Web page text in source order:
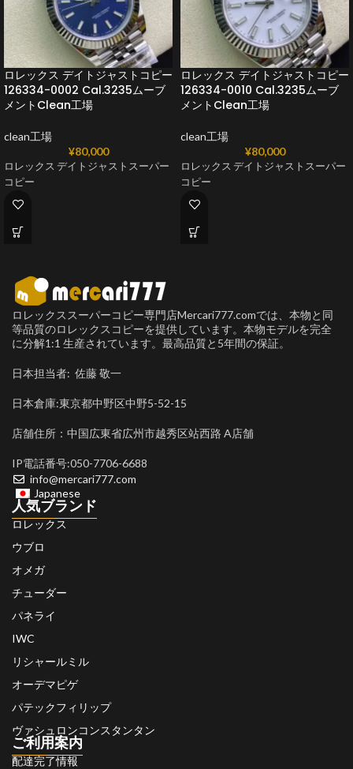
ロレックス デイトジャストコピー
126334-0002 Cal.3235ムーブ
メントClean工場
clean工場
¥80,000
ロレックス デイトジャストスーパー
コピー
ロレックス デイトジャストコピー
126334-0010 Cal.3235ムーブ
メントClean工場
clean工場
¥80,000
ロレックス デイトジャストスーパー
コピー
ロレックススーパーコピー専門店Mercari777.comでは、本物と同
等品質のロレックスコピーを提供しています。本物モデルを完全
に分解1:1 生産されています。最高品質と5年間の保証。
日本担当者: 佐藤 敬一
日本倉庫:東京都中野区中野5-52-15
店舗住所：中国広東省広州市越秀区站西路 A店舗
IP電話番号:050-7706-6688
info@mercari777.com
Japanese
人気ブランド
ロレックス
ウブロ
オメガ
チューダー
パネライ
IWC
リシャールミル
オーデマピゲ
パテックフィリップ
ヴァシュロンコンスタンタン
ご利用案内
配達完了情報